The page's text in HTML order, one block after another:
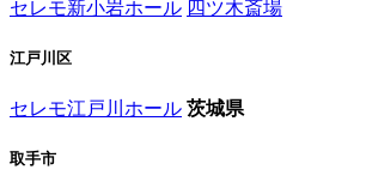
セレモ新小岩ホール 四ツ木斎場
江戸川区
セレモ江戸川ホール 茨城県
取手市